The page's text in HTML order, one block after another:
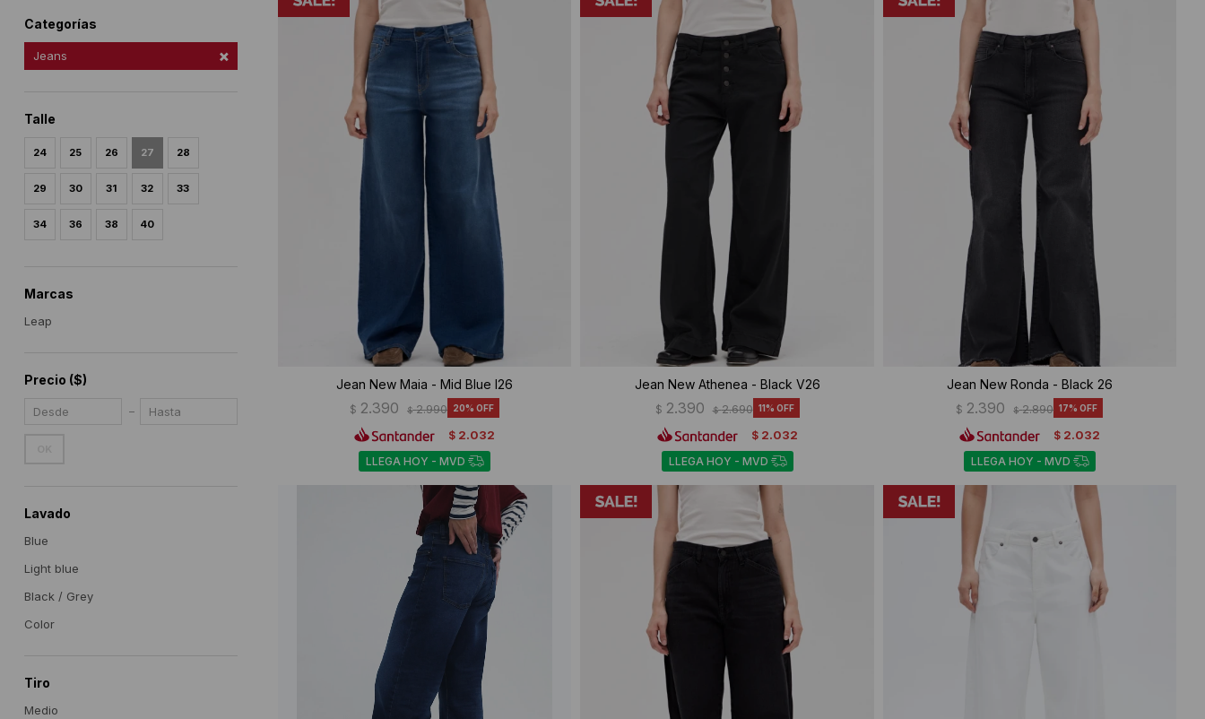
Jean New Maia - Mid Blue I26
$ 2.390 $ 2.990 20
$ 2.032
LLEGA HOY - MVD
Jean New Athenea - Black V26
$ 2.390 $ 2.690 11
$ 2.032
LLEGA HOY - MVD
Jean New Ronda - Black 26
$ 2.390 $ 2.890 17
$ 2.032
LLEGA HOY - MVD
Categorías
Jeans
Talle
24 25 26 27 28
29 30 31 32 33
34 36 38 40
Marcas
Leap
Precio ($)
Lavado
Blue
Light blue
Black / Grey
Color
Tiro
Medio